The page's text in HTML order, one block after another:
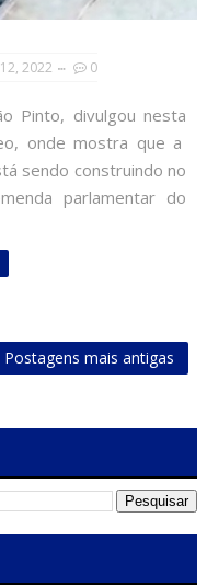
2022 0
Pinto, divulgou nesta
onde mostra que a
sendo construindo no
parlamentar do
Postagens mais antigas